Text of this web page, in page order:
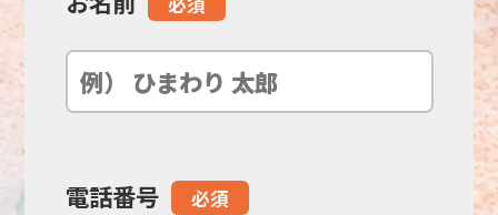
の
フ
電話番号 必須